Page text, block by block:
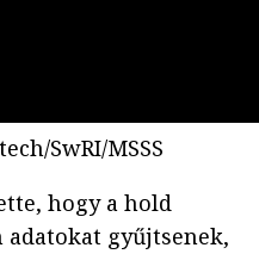
SwRI/MSSS
hogy a hold
gyűjtsenek,